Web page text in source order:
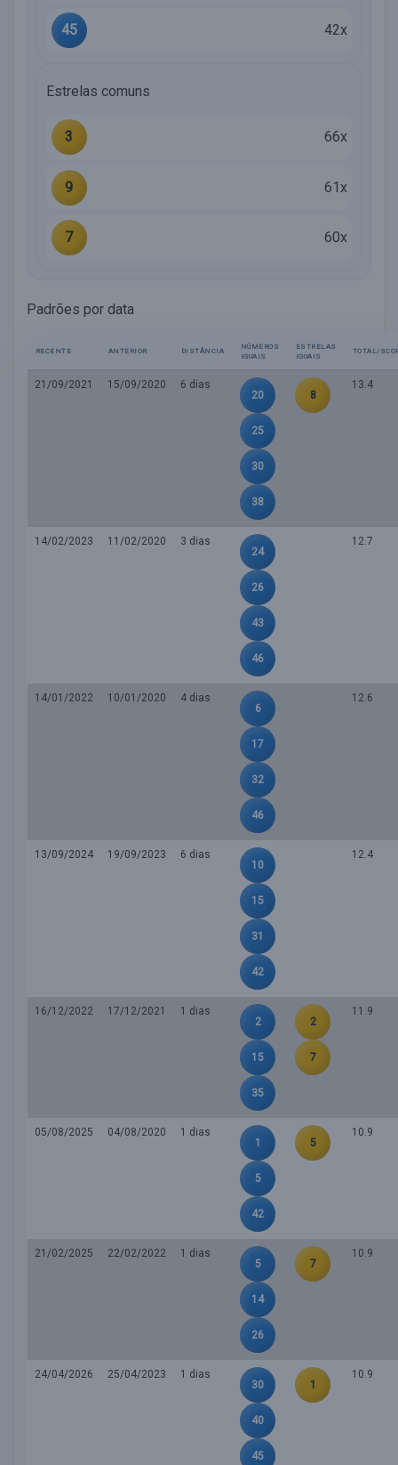
45 42x
Estrelas comuns
3 66x
9 61x
7 60x
Padrões por data
RECENTE ANTERIOR DISTÂNCIA
NÚMEROS
IGUAIS
ESTRELAS
IGUAIS
TOTAL/
21/09/2021 15/09/2020
6 dias
20
25
30
38
8
13.4
14/02/2023 11/02/2020
3 dias
24
26
43
46
12.7
14/01/2022 10/01/2020
4 dias
6
17
32
46
12.6
13/09/2024 19/09/2023
6 dias
10
15
31
42
12.4
16/12/2022 17/12/2021
1 dias
2
15
35
2
7
11.9
05/08/2025 04/08/2020
1 dias
1
5
42
5
10.9
21/02/2025 22/02/2022
1 dias
5
14
26
7
10.9
24/04/2026 25/04/2023
1 dias
30
40
45
1
10.9